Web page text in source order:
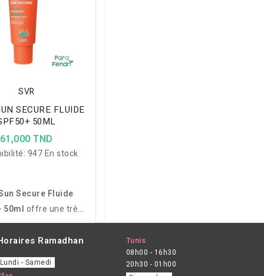
SVR
SECURE FLUIDE
50ML
61,000 TND
947 En stock
Secure Fluide
50ml offre une très
contre les
Sa texture fluide,
non grasse hydrate la
en la protégeant
Ramadhan
Lundi - Samedi
Tunis
08h00 - 16h30
20h30 - 01h00